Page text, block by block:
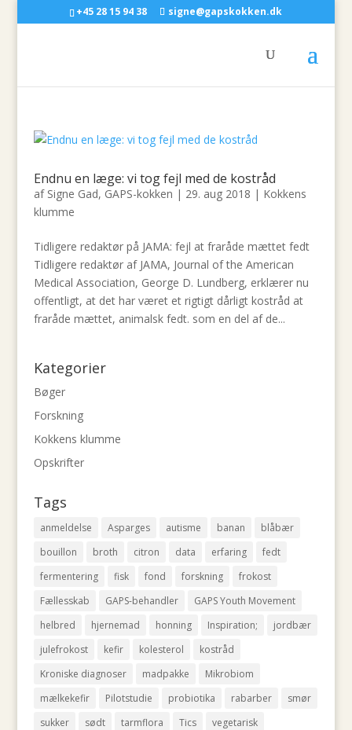
+45 28 15 94 38 signe@gapskokken.dk
Endnu en læge: vi tog fejl med de kostråd
af Signe Gad, GAPS-kokken | 29. aug 2018 | Kokkens
klumme
Tidligere redaktør på JAMA: fejl at fraråde mættet fedt
Tidligere redaktør af JAMA, Journal of the American
Medical Association, George D. Lundberg, erklærer nu
offentligt, at det har været et rigtigt dårligt kostråd at
fraråde mættet, animalsk fedt. som en del af de...
Kategorier
Bøger
Forskning
Kokkens klumme
Opskrifter
Tags
anmeldelse Asparges autisme banan
blåbær
bouillon
broth citron data erfaring
fedt
fermentering
fisk fond forskning
frokost
Fællesskab
GAPS-behandler
GAPS Youth Movement
helbred
hjernemad honning Inspiration;
jordbær
julefrokost
kefir kolesterol
kostråd
Kroniske diagnoser
madpakke
Mikrobiom
mælkekefir
Pilotstudie probiotika rabarber
smør
sukker
sødt tarmflora Tics
vegetarisk